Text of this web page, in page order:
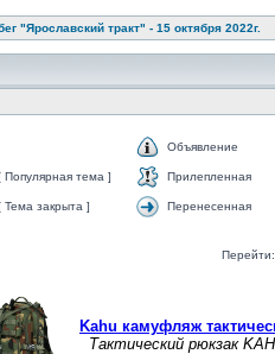
"Ярославский тракт" - 15 октября 2022г.
Объявление
тема ] Прилепленная
закрыта ] Перенесенная
Перейти: